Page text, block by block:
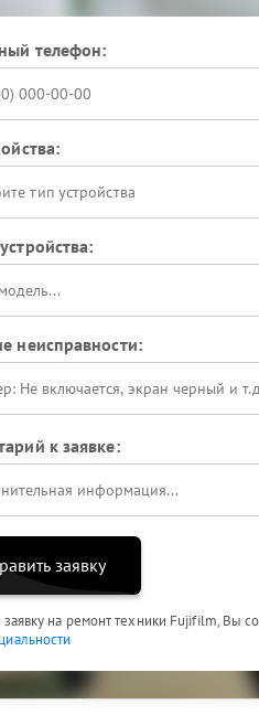
телефон:
тип устройства
неисправности:
к заявке:
заявку
заявку на ремонт техники Fujifilm, Вы